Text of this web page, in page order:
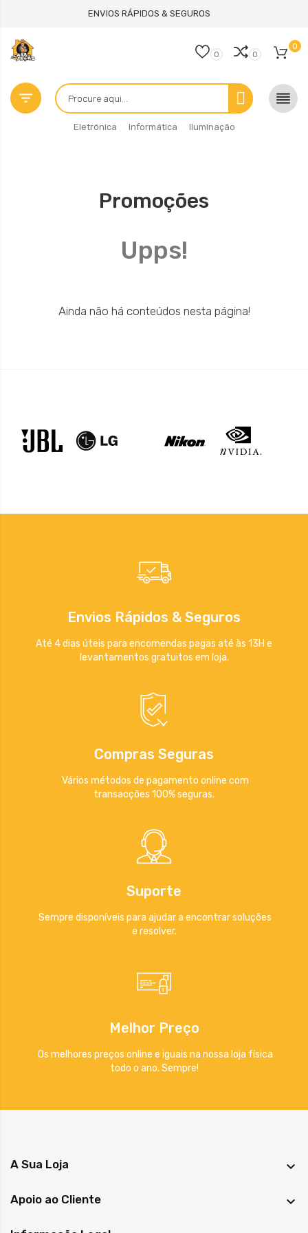
ENVIOS RÁPIDOS & SEGUROS
Eletrónica Informática Iluminação
0 0
0
 
Promoções
Upps!
Ainda não há conteúdos nesta página!
Envios Rápidos & Seguros
Até 4 dias úteis para encomendas pagas até às 13H e
levantamentos gratuitos em loja.
Compras Seguras
Vários métodos de pagamento online com
transacções 100% seguras.
Suporte
Sempre disponíveis para ajudar a encontrar soluções
e resolver.
Melhor Preço
Os melhores preços online e iguais na nossa loja física
todo o ano. Sempre!
A Sua Loja 
Apoio ao Cliente 